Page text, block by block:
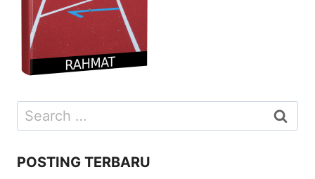
Search
for:
POSTING TERBARU